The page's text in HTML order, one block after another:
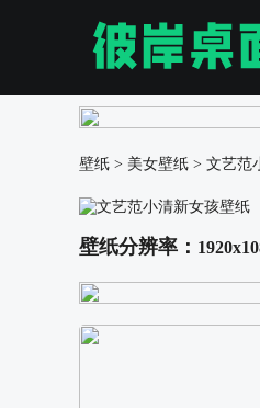
壁纸 > 美女壁纸 > 文艺范
壁纸分辨率：